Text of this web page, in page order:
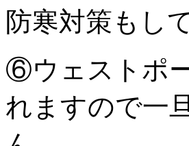
防寒対策もし
⑥ウェストポ
れますので一